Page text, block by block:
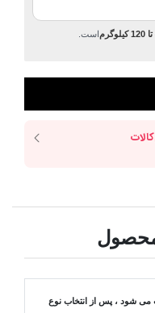
است.
شود ، پس از انتخاب نوع